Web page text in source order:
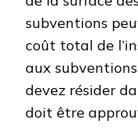
subventions
coût total de
aux
devez résider
doit être